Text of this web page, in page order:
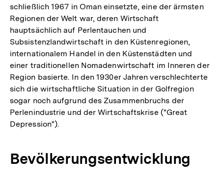
schließlich 1967 in Oman einsetzte, eine der ärmsten
Regionen der Welt war, deren Wirtschaft
hauptsächlich auf Perlentauchen und
Subsistenzlandwirtschaft in den Küstenregionen,
internationalem Handel in den Küstenstädten und
einer traditionellen Nomadenwirtschaft im Inneren der
Region basierte. In den 1930er Jahren verschlechterte
sich die wirtschaftliche Situation in der Golfregion
sogar noch aufgrund des Zusammenbruchs der
Perlenindustrie und der Wirtschaftskrise ("Great
Depression").
Bevölkerungsentwicklung